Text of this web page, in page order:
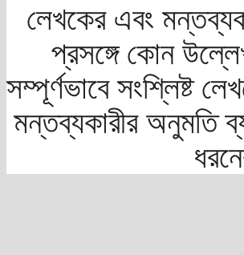
লেখকের এবং
প্রসঙ্গে কোন
সম্পূর্ণভাবে সংশ্লিষ্ট
মন্তব্যকারীর অনুমতি